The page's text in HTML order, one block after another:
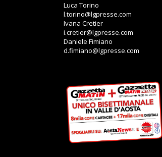
Luca Torino
l.torino@lgpresse.com
Ivana Cretier
i.cretier@lgpresse.com
Daniele Fimiano
d.fimiano@lgpresse.com